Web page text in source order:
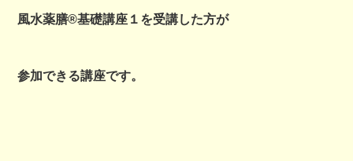
風水薬膳®︎基礎講座１を受講した方が
参加できる講座です。